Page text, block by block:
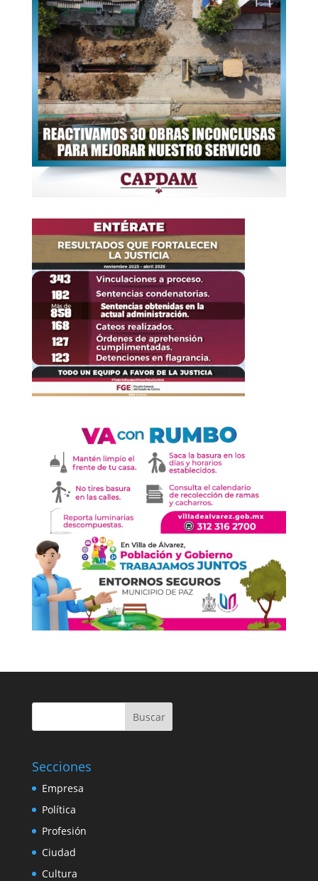
Buscar
Secciones
Empresa
Política
Profesión
Ciudad
Cultura